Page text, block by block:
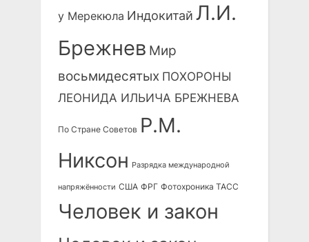
у Мерекюла Индокитай Л.И.
Брежнев Мир
восьмидесятых ПОХОРОНЫ
ЛЕОНИДА ИЛЬИЧА БРЕЖНЕВА
По Стране Советов Р.М.
Никсон
Разрядка международной
напряжённости США ФРГ Фотохроника ТАСС
Человек и закон